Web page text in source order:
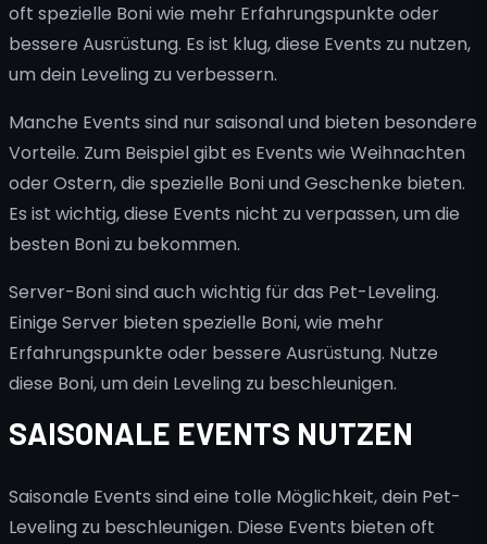
oft spezielle Boni wie mehr Erfahrungspunkte oder
bessere Ausrüstung. Es ist klug, diese Events zu nutzen,
um dein Leveling zu verbessern.
Manche Events sind nur saisonal und bieten besondere
Vorteile. Zum Beispiel gibt es Events wie Weihnachten
oder Ostern, die spezielle Boni und Geschenke bieten.
Es ist wichtig, diese Events nicht zu verpassen, um die
besten Boni zu bekommen.
Server-Boni sind auch wichtig für das Pet-Leveling.
Einige Server bieten spezielle Boni, wie mehr
Erfahrungspunkte oder bessere Ausrüstung. Nutze
diese Boni, um dein Leveling zu beschleunigen.
SAISONALE EVENTS NUTZEN
Saisonale Events sind eine tolle Möglichkeit, dein Pet-
Leveling zu beschleunigen. Diese Events bieten oft